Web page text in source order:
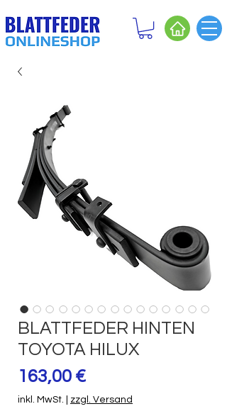
BLATTFEDER HINTEN
TOYOTA HILUX
163,00 €Preis
inkl. MwSt. zzgl. Versand